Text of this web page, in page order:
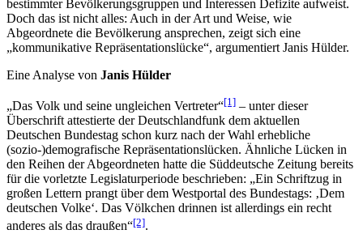
bestimmter Bevölkerungsgruppen und Interessen Defizite aufweist.
Doch das ist nicht alles: Auch in der Art und Weise, wie
Abgeordnete die Bevölkerung ansprechen, zeigt sich eine
„kommunikative Repräsentationslücke“, argumentiert Janis Hülder.
Eine Analyse von Janis Hülder
„Das Volk und seine ungleichen Vertreter“[1] – unter dieser
Überschrift attestierte der Deutschlandfunk dem aktuellen
Deutschen Bundestag schon kurz nach der Wahl erhebliche
(sozio-)demografische Repräsentationslücken. Ähnliche Lücken in
den Reihen der Abgeordneten hatte die Süddeutsche Zeitung bereits
für die vorletzte Legislaturperiode beschrieben: „Ein Schriftzug in
großen Lettern prangt über dem Westportal des Bundestags: ‚Dem
deutschen Volke‘. Das Völkchen drinnen ist allerdings ein recht
anderes als das draußen“[2].